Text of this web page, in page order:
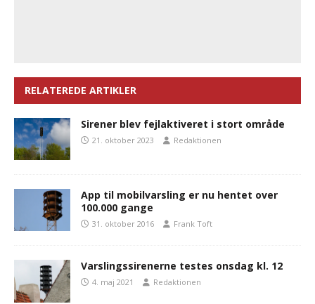
RELATEREDE ARTIKLER
Sirener blev fejlaktiveret i stort område
21. oktober 2023 Redaktionen
App til mobilvarsling er nu hentet over
100.000 gange
31. oktober 2016 Frank Toft
Varslingssirenerne testes onsdag kl. 12
4. maj 2021 Redaktionen